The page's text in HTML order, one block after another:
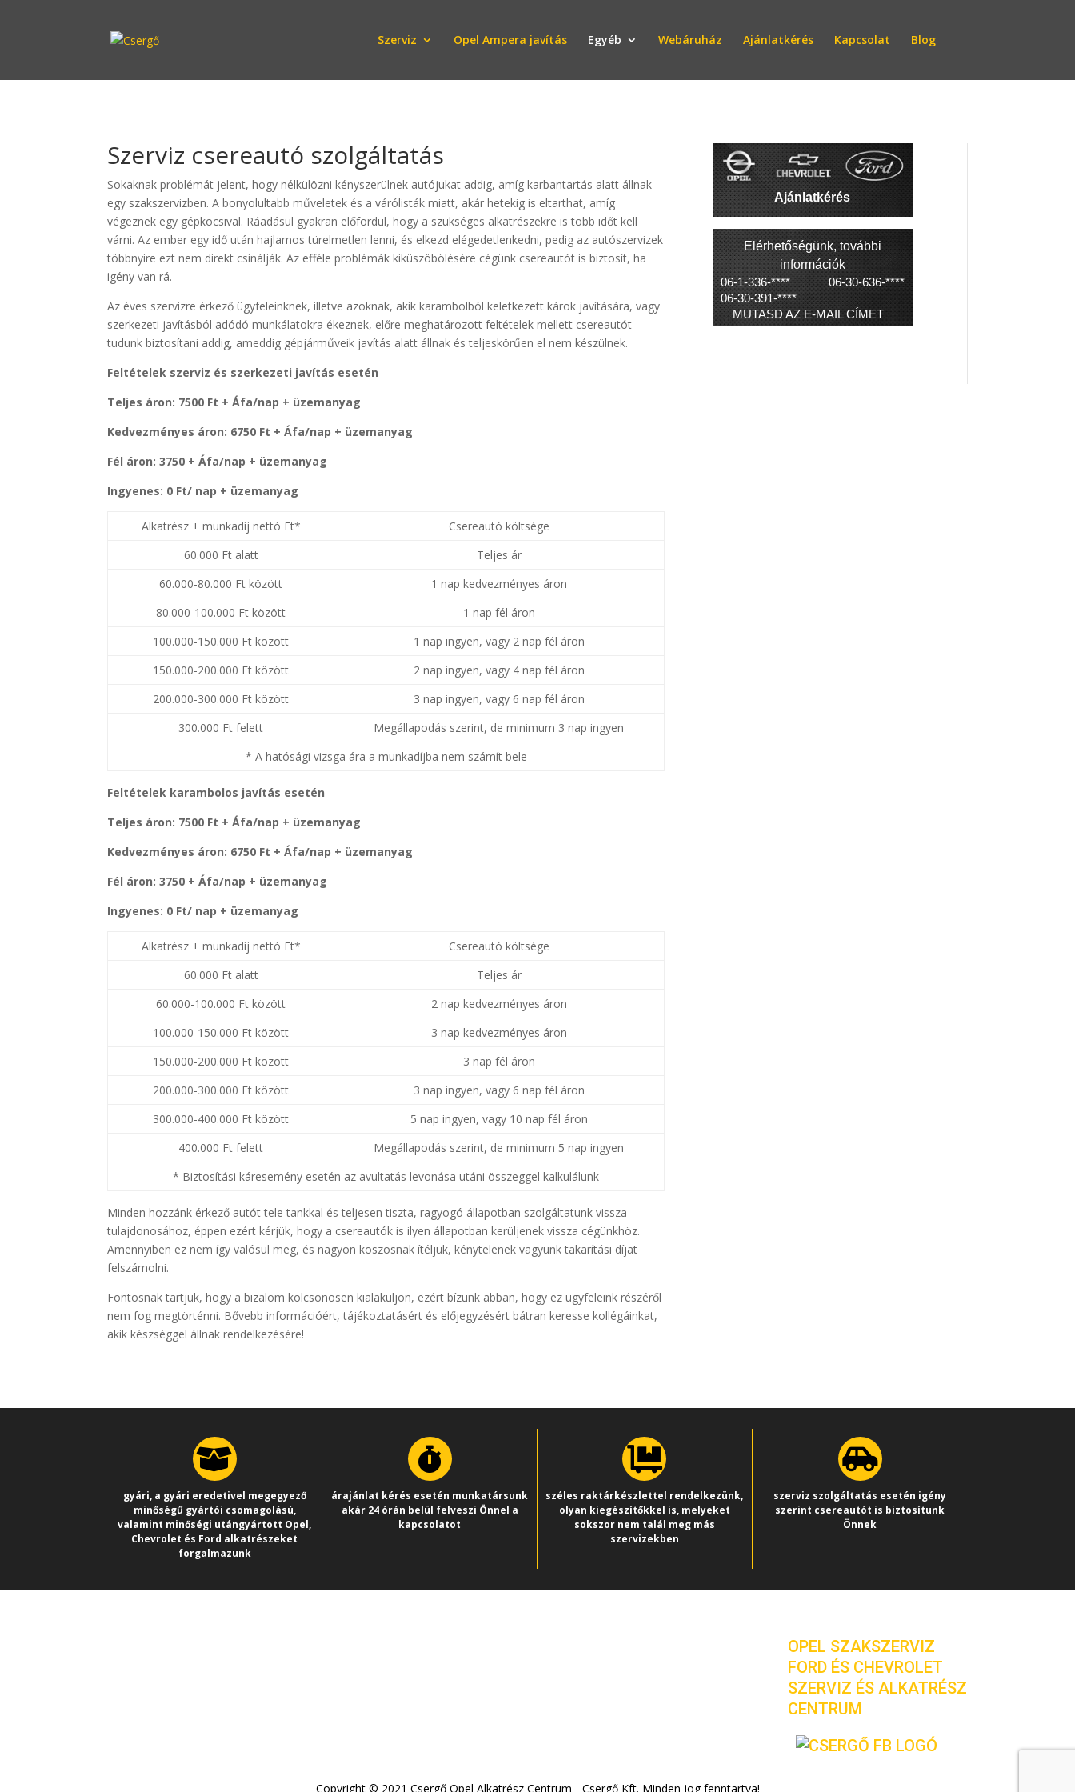
Szerviz Opel Ampera javítás Egyéb Webáruház Ajánlatkérés Kapcsolat Blog
Szerviz csereautó szolgáltatás
Sokaknak problémát jelent, hogy nélkülözni kényszerülnek autójukat addig, amíg karbantartás alatt állnak
egy szakszervizben. A bonyolultabb műveletek és a várólisták miatt, akár hetekig is eltarthat, amíg
végeznek egy gépkocsival. Ráadásul gyakran előfordul, hogy a szükséges alkatrészekre is több időt kell
várni. Az ember egy idő után hajlamos türelmetlen lenni, és elkezd elégedetlenkedni, pedig az autószervizek
többnyire ezt nem direkt csinálják. Az efféle problémák kiküszöbölésére cégünk csereautót is biztosít, ha
igény van rá.
Az éves szervizre érkező ügyfeleinknek, illetve azoknak, akik karambolból keletkezett károk javítására, vagy
szerkezeti javításból adódó munkálatokra ékeznek, előre meghatározott feltételek mellett csereautót
tudunk biztosítani addig, ameddig gépjárműveik javítás alatt állnak és teljeskörűen el nem készülnek.
Feltételek szerviz és szerkezeti javítás esetén
Teljes áron: 7500 Ft + Áfa/nap + üzemanyag
Kedvezményes áron: 6750 Ft + Áfa/nap + üzemanyag
Fél áron: 3750 + Áfa/nap + üzemanyag
Ingyenes: 0 Ft/ nap + üzemanyag
Alkatrész + munkadíj nettó Ft*
Csereautó költsége
60.000 Ft alatt
Teljes ár
60.000-80.000 Ft között
1 nap kedvezményes áron
80.000-100.000 Ft között
1 nap fél áron
100.000-150.000 Ft között
1 nap ingyen, vagy 2 nap fél áron
150.000-200.000 Ft között
2 nap ingyen, vagy 4 nap fél áron
200.000-300.000 Ft között
3 nap ingyen, vagy 6 nap fél áron
300.000 Ft felett
Megállapodás szerint, de minimum 3 nap ingyen
* A hatósági vizsga ára a munkadíjba nem számít bele
Feltételek karambolos javítás esetén
Teljes áron: 7500 Ft + Áfa/nap + üzemanyag
Kedvezményes áron: 6750 Ft + Áfa/nap + üzemanyag
Fél áron: 3750 + Áfa/nap + üzemanyag
Ingyenes: 0 Ft/ nap + üzemanyag
Alkatrész + munkadíj nettó Ft*
Csereautó költsége
60.000 Ft alatt
Teljes ár
60.000-100.000 Ft között
2 nap kedvezményes áron
100.000-150.000 Ft között
3 nap kedvezményes áron
150.000-200.000 Ft között
3 nap fél áron
200.000-300.000 Ft között
3 nap ingyen, vagy 6 nap fél áron
300.000-400.000 Ft között
5 nap ingyen, vagy 10 nap fél áron
400.000 Ft felett
Megállapodás szerint, de minimum 5 nap ingyen
* Biztosítási káresemény esetén az avultatás levonása utáni összeggel kalkulálunk
Minden hozzánk érkező autót tele tankkal és teljesen tiszta, ragyogó állapotban szolgáltatunk vissza
tulajdonosához, éppen ezért kérjük, hogy a csereautók is ilyen állapotban kerüljenek vissza cégünkhöz.
Amennyiben ez nem így valósul meg, és nagyon koszosnak ítéljük, kénytelenek vagyunk takarítási díjat
felszámolni.
Fontosnak tartjuk, hogy a bizalom kölcsönösen kialakuljon, ezért bízunk abban, hogy ez ügyfeleink részéről
nem fog megtörténni. Bővebb információért, tájékoztatásért és előjegyzésért bátran keresse kollégáinkat,
akik készséggel állnak rendelkezésére!
Ajánlatkérés
Elérhetőségünk, további
információk
06-1-336-****
06-30-636-****
06-30-391-****
MUTASD AZ E-MAIL CÍMET
gyári, a gyári eredetivel megegyező
minőségű gyártói csomagolású,
valamint minőségi utángyártott Opel,
Chevrolet és Ford alkatrészeket
forgalmazunk
árajánlat kérés esetén munkatársunk
akár 24 órán belül felveszi Önnel a
kapcsolatot
széles raktárkészlettel rendelkezünk,
olyan kiegészítőkkel is, melyeket
sokszor nem talál meg más
szervizekben
szerviz szolgáltatás esetén igény
szerint csereautót is biztosítunk
Önnek
OPEL SZAKSZERVIZ
FORD ÉS CHEVROLET
SZERVIZ ÉS ALKATRÉSZ
CENTRUM
Copyright © 2021 Csergő Opel Alkatrész Centrum - Csergő Kft. Minden jog fenntartva!